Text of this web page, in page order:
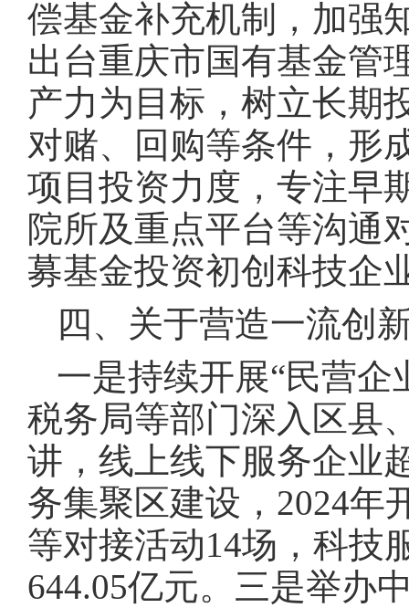
偿基金补充机制，加强
出台重庆市国有基金管
产力为目标，树立长期
对赌、回购等条件，形
项目投资力度，专注早
院所及重点平台等沟通
募基金投资初创科技企
四、关于营造一流创
一是持续开展“民营
税务局等部门深入区县
讲，线上线下服务企业
务集聚区建设，2024年
等对接活动14场，科技
644.05亿元。三是举办